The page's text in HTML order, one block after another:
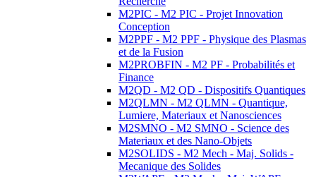
M2PIC - M2 PIC - Projet Innovation
Conception
M2PPF - M2 PPF - Physique des Plasmas
et de la Fusion
M2PROBFIN - M2 PF - Probabilités et
Finance
M2QD - M2 QD - Dispositifs Quantiques
M2QLMN - M2 QLMN - Quantique,
Lumiere, Materiaux et Nanosciences
M2SMNO - M2 SMNO - Science des
Materiaux et des Nano-Objets
M2SOLIDS - M2 Mech - Maj. Solids -
Mecanique des Solides